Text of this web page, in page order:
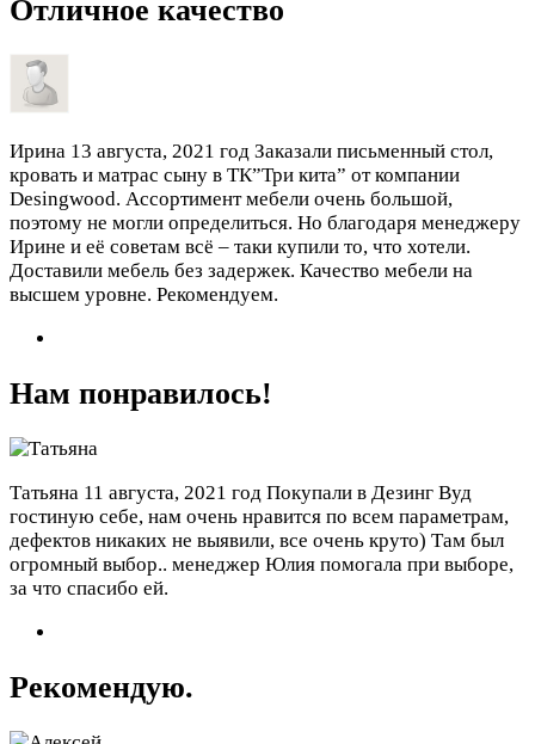
Отличное качество
Ирина 13 августа, 2021 год Заказали письменный стол,
кровать и матрас сыну в ТК”Три кита” от компании
Desingwood. Ассортимент мебели очень большой,
поэтому не могли определиться. Но благодаря менеджеру
Ирине и её советам всё – таки купили то, что хотели.
Доставили мебель без задержек. Качество мебели на
высшем уровне. Рекомендуем.
Нам понравилось!
Татьяна 11 августа, 2021 год Покупали в Дезинг Вуд
гостиную себе, нам очень нравится по всем параметрам,
дефектов никаких не выявили, все очень круто) Там был
огромный выбор.. менеджер Юлия помогала при выборе,
за что спасибо ей.
Рекомендую.